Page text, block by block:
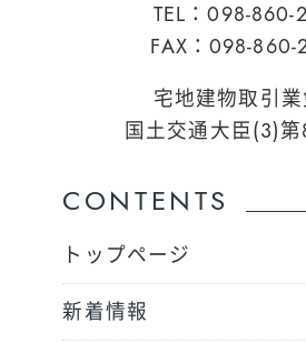
TEL：098-860-
FAX：098-860-
宅地建物取引
国土交通大臣(3)
CONTENTS
トップページ
新着情報